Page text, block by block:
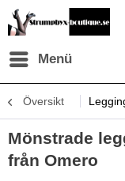
Menü
Översikt
Mönstrade
från Omero